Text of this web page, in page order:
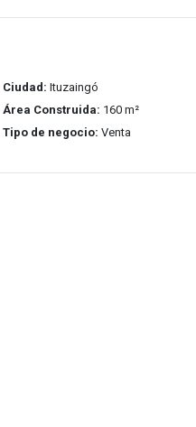
Ciudad: Ituzaingó
Área Construida: 160 m²
Tipo de negocio: Venta